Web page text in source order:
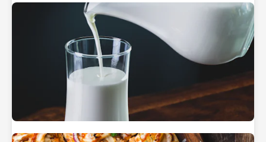
热带海滩上的椰子树